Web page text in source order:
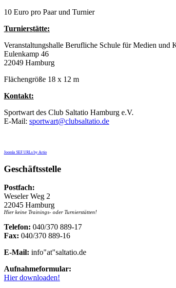
10 Euro pro Paar und Turnier
Turnierstätte:
Veranstaltungshalle Berufliche Schule für Medien und
Eulenkamp 46
22049 Hamburg
Flächengröße 18 x 12 m
Kontakt:
Sportwart des Club Saltatio Hamburg e.V.
E-Mail: sportwart@clubsaltatio.de
Joomla SEF URLs by Artio
Geschäftsstelle
Postfach:
Weseler Weg 2
22045 Hamburg
Hier keine Trainings- oder Turnierstätten!
Telefon: 040/370 889-17
Fax: 040/370 889-16
E-Mail: info"at"saltatio.de
Aufnahmeformular:
Hier downloaden!